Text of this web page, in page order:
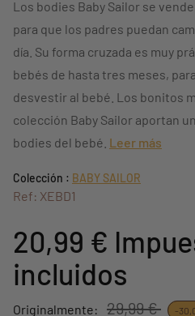
Los bodies Baby Sailor se
para que los padres puedan
día. Su forma cruzada es muy
bebés de hasta tres meses,
desvestir al bebé. Los bonitos
colección Baby Sailor aportan
bodies del bebé. Leer más
Colección : BABY SAILOR
Ref: XEBD1
20,99 €
incluidos
Originalmente: 29,99 € -